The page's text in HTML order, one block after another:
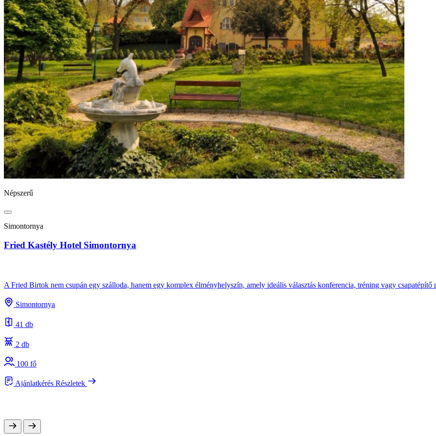
Népszerű
Simontornya
Fried Kastély Hotel Simontornya
A Fried Birtok nem csupán egy szálloda, hanem egy komplex élményhelyszín, amely ideális választás konferencia, tréning vagy csapatépítő
Simontornya
41 db
2 db
100 fő
Ajánlatkérés Részletek